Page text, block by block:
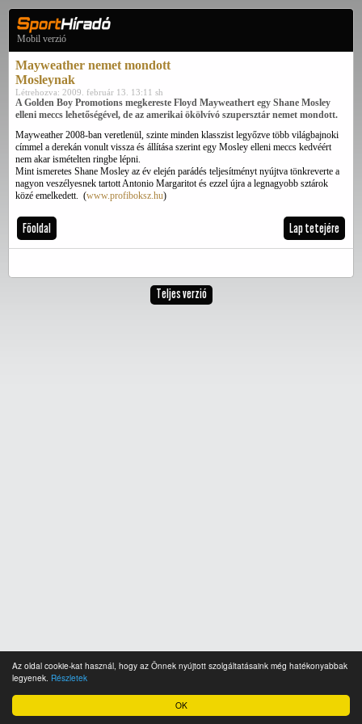
OK
Az oldal cookie-kat használ, hogy az Önnek nyújtott szolgáltatásaink még hatékonyabbak
legyenek. Részletek
Mobil verzió
Mayweather nemet mondott
Mosleynak
Létrehozva: 2009. február 13. 13:11 sh
A Golden Boy Promotions megkereste Floyd Mayweathert egy Shane Mosley
elleni meccs lehetőségével, de az amerikai ökölvívó szupersztár nemet mondott.
Mayweather 2008-ban veretlenül, szinte minden klasszist legyőzve több világbajnoki
címmel a derekán vonult vissza és állítása szerint egy Mosley elleni meccs kedvéért
nem akar ismételten ringbe lépni.
Mint ismeretes Shane Mosley az év elején parádés teljesítményt nyújtva tönkreverte a
nagyon veszélyesnek tartott Antonio Margaritot és ezzel újra a legnagyobb sztárok
közé emelkedett. (www.profiboksz.hu)
Főoldal Lap tetejére
Teljes verzió